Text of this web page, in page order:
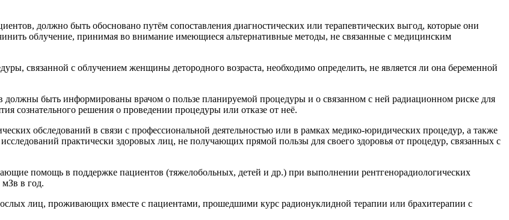
должно быть обосновано путём сопоставления диагностических или терапевтических выгод, которые они
облучение, принимая во внимание имеющиеся альтернативные методы, не связанные с медицинским
связанной с облучением женщины детородного возраста, необходимо определить, не является ли она беременной
быть информированы врачом о пользе планируемой процедуры и о связанном с ней радиационном риске для
сознательного решения о проведении процедуры или отказе от неё.
обследований в связи с профессиональной деятельностью или в рамках медико-юридических процедур, а также
практически здоровых лиц, не получающих прямой пользы для своего здоровья от процедур, связанных с
помощь в поддержке пациентов (тяжелобольных, детей и др.) при выполнении рентгенорадиологических
в год.
лиц, проживающих вместе с пациентами, прошедшими курс радионуклидной терапии или брахитерапии с